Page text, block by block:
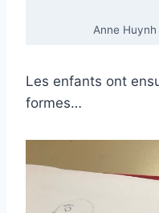
Anne
Les enfants ont
formes…